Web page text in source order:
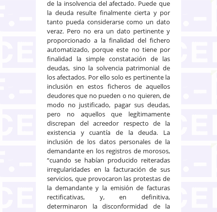
de la insolvencia del afectado. Puede que
la deuda resulte finalmente cierta y por
tanto pueda considerarse como un dato
veraz. Pero no era un dato pertinente y
proporcionado a la finalidad del fichero
automatizado, porque este no tiene por
finalidad la simple constatación de las
deudas, sino la solvencia patrimonial de
los afectados. Por ello solo es pertinente la
inclusión en estos ficheros de aquellos
deudores que no pueden o no quieren, de
modo no justificado, pagar sus deudas,
pero no aquellos que legítimamente
discrepan del acreedor respecto de la
existencia y cuantía de la deuda. La
inclusión de los datos personales de la
demandante en los registros de morosos,
“cuando se habían producido reiteradas
irregularidades en la facturación de sus
servicios, que provocaron las protestas de
la demandante y la emisión de facturas
rectificativas, y, en definitiva,
determinaron la disconformidad de la